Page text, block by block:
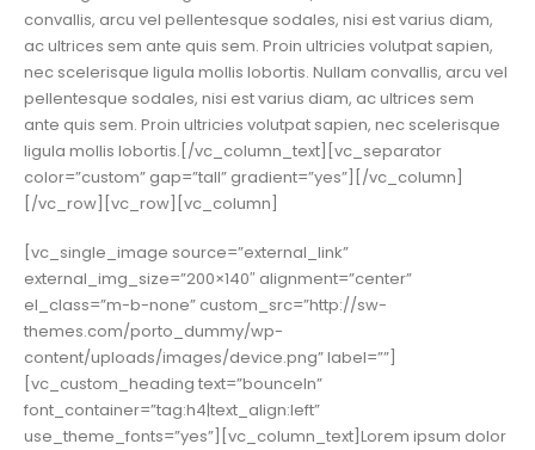
convallis, arcu vel pellentesque sodales, nisi est varius diam,
ac ultrices sem ante quis sem. Proin ultricies volutpat sapien,
nec scelerisque ligula mollis lobortis. Nullam convallis, arcu vel
pellentesque sodales, nisi est varius diam, ac ultrices sem
ante quis sem. Proin ultricies volutpat sapien, nec scelerisque
ligula mollis lobortis.[/vc_column_text][vc_separator
color=”custom” gap=”tall” gradient=”yes”][/vc_column]
[/vc_row][vc_row][vc_column]
[vc_single_image source=”external_link”
external_img_size=”200×140″ alignment=”center”
el_class=”m-b-none” custom_src=”http://sw-
themes.com/porto_dummy/wp-
content/uploads/images/device.png” label=””]
[vc_custom_heading text=”bounceIn”
font_container=”tag:h4|text_align:left”
use_theme_fonts=”yes”][vc_column_text]Lorem ipsum dolor